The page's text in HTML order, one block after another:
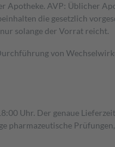
Apotheke. AVP: Üblicher
die gesetzlich
solange der Vorrat reicht.
von
Uhr. Der genaue